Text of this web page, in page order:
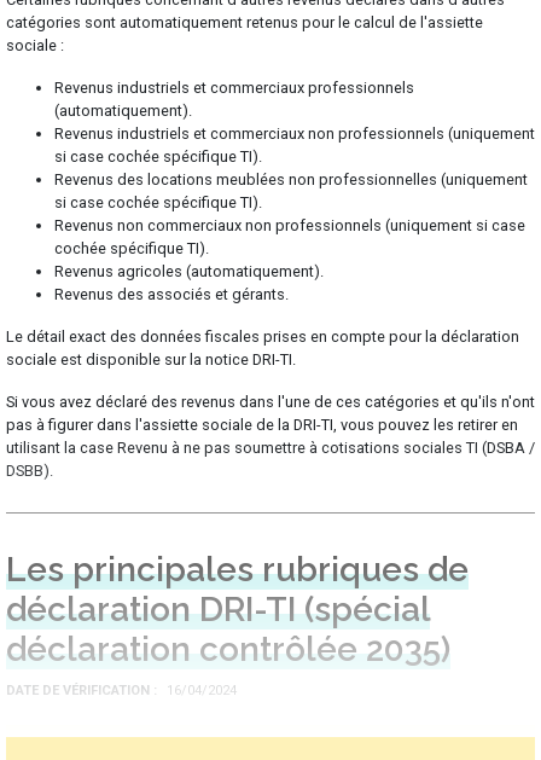
catégories sont automatiquement retenus pour le calcul de l'assiette
sociale :
Revenus industriels et commerciaux professionnels
(automatiquement).
Revenus industriels et commerciaux non professionnels (uniquement
si case cochée spécifique TI).
Revenus des locations meublées non professionnelles (uniquement
si case cochée spécifique TI).
Revenus non commerciaux non professionnels (uniquement si case
cochée spécifique TI).
Revenus agricoles (automatiquement).
Revenus des associés et gérants.
Le détail exact des données fiscales prises en compte pour la déclaration
sociale est disponible sur la notice DRI-TI.
Si vous avez déclaré des revenus dans l'une de ces catégories et qu'ils n'ont
pas à figurer dans l'assiette sociale de la DRI-TI, vous pouvez les retirer en
utilisant la case Revenu à ne pas soumettre à cotisations sociales TI (DSBA /
DSBB).
Les principales rubriques de
déclaration DRI-TI (spécial
déclaration contrôlée 2035)
DATE DE VÉRIFICATION 16/04/2024